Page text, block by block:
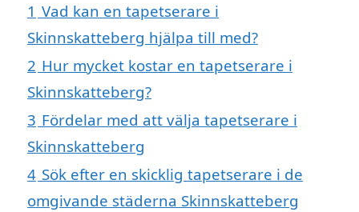
1 Vad kan en tapetserare i
Skinnskatteberg hjälpa till med?
2 Hur mycket kostar en tapetserare i
Skinnskatteberg?
3 Fördelar med att välja tapetserare i
Skinnskatteberg
4 Sök efter en skicklig tapetserare i de
omgivande städerna Skinnskatteberg